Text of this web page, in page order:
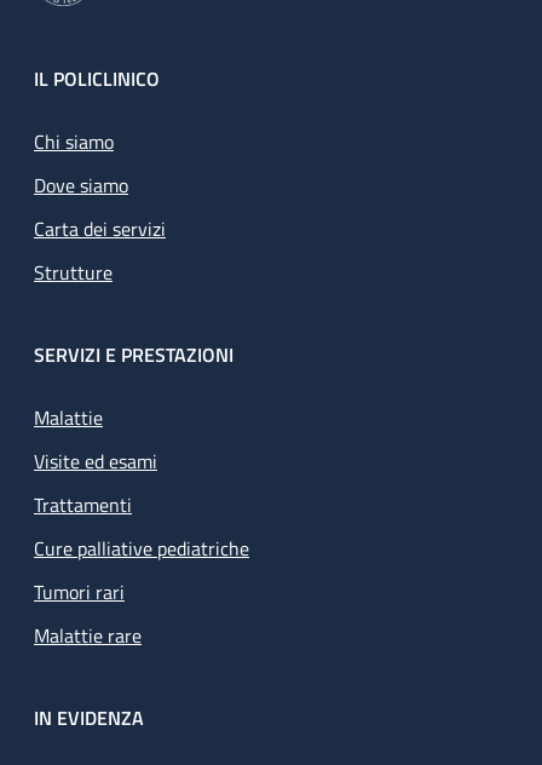
Footer
IL POLICLINICO
Chi siamo
Dove siamo
Carta dei servizi
Strutture
SERVIZI E PRESTAZIONI
Malattie
Visite ed esami
Trattamenti
Cure palliative pediatriche
Tumori rari
Malattie rare
IN EVIDENZA